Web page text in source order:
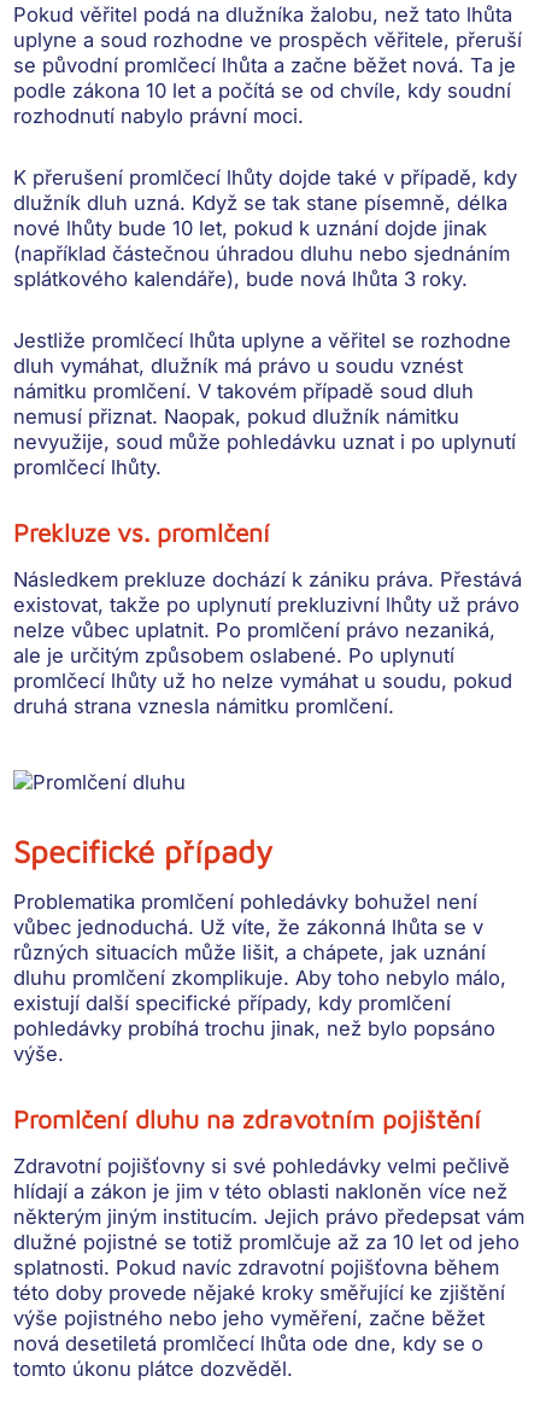
Pokudvěřitel podá na dlužníka žalobu, než tato lhůta
uplyne a soud rozhodne ve prospěch věřitele, přeruší
se původní promlčecí lhůta a začne běžet nová. Ta je
podle zákona 10 let a počítá se od chvíle, kdy soudní
rozhodnutí nabylo právní moci.
K přerušení promlčecí lhůty dojde také v případě, kdy
dlužník dluh uzná. Když se tak stane písemně, délka
nové lhůty bude 10 let, pokud k uznání dojde jinak
(například částečnou úhradou dluhu nebo sjednáním
splátkového kalendáře), bude nová lhůta 3 roky.
Jestliže promlčecí lhůta uplyne a věřitel se rozhodne
dluh vymáhat, dlužník má právo u souduvznést
námitku promlčení. V takovém případě soud dluh
nemusí přiznat. Naopak, pokud dlužník námitku
nevyužije, soud může pohledávku uznat i po uplynutí
promlčecí lhůty.
Prekluze vs. promlčení
Následkem prekluzedochází k zániku práva. Přestává
existovat, takže po uplynutí prekluzivní lhůty už právo
nelze vůbec uplatnit. Po promlčení právo nezaniká,
ale je určitým způsobem oslabené. Po uplynutí
promlčecí lhůty už ho nelze vymáhat u soudu, pokud
druhá strana vznesla námitku promlčení.
Specifické případy
Problematika promlčení pohledávky bohužel není
vůbec jednoduchá. Už víte, že zákonná lhůta se v
různých situacích může lišit, a chápete, jak uznání
dluhu promlčení zkomplikuje. Aby toho nebylo málo,
existují další specifické případy, kdy promlčení
pohledávky probíhá trochu jinak, než bylo popsáno
výše.
Promlčení dluhu na zdravotním pojištění
Zdravotní pojišťovny si své pohledávky velmi pečlivě
hlídají a zákon je jim v této oblasti nakloněn více než
některým jiným institucím. Jejich právo předepsat vám
dlužné pojistné se totiž promlčujeaž za 10 let od jeho
splatnosti. Pokud navíc zdravotní pojišťovna během
této doby provede nějaké kroky směřující ke zjištění
výše pojistného nebo jeho vyměření, začne běžet
nová desetiletá promlčecí lhůta ode dne, kdy se o
tomto úkonu plátce dozvěděl.